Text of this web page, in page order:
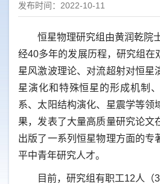
发布时间：2022-10-11
恒星物理研究组由黄润乾院
经40多年的发展历程，研究组在
星风激波理论、对流超射对恒星
星演化和特殊恒星的形成机制
系、太阳结构演化、星震学等领
果，发表了大量高质量研究论文
出版了一系列恒星物理方面的专
平中青年研究人才。
目前，研究组有职工12人（3